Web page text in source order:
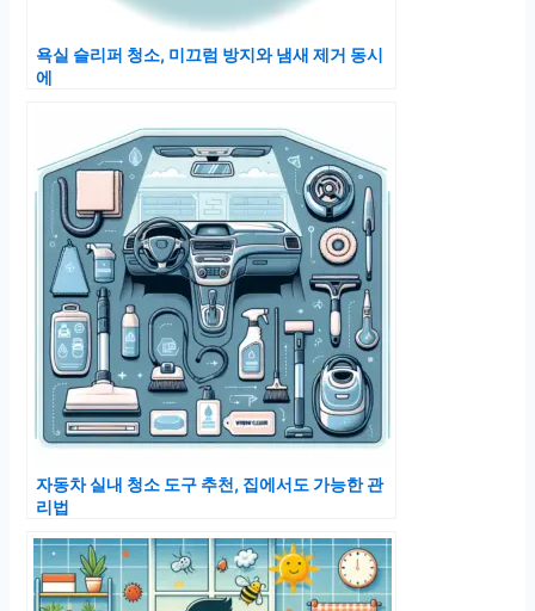
욕실 슬리퍼 청소, 미끄럼 방지와 냄새 제거 동시
에
자동차 실내 청소 도구 추천, 집에서도 가능한 관
리법